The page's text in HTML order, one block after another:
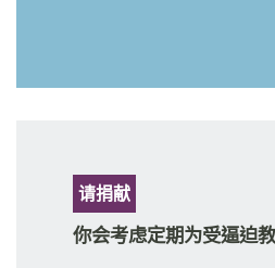
请捐献
你会考虑定期为受逼迫